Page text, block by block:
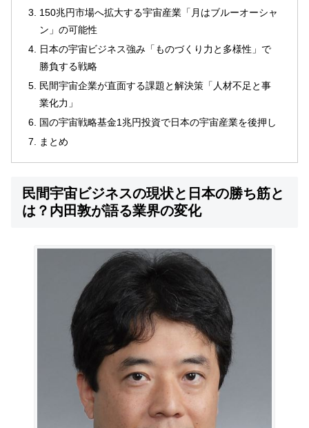
150兆円市場へ拡大する宇宙産業「月はブルーオーシャ
ン」の可能性
日本の宇宙ビジネス強み「ものづくり力と多様性」で
勝負する戦略
民間宇宙企業が直面する課題と解決策「人材不足と事
業化力」
国の宇宙戦略基金1兆円投資で日本の宇宙産業を後押し
まとめ
民間宇宙ビジネスの現状と日本の勝ち筋と
は？内田敦が語る業界の変化